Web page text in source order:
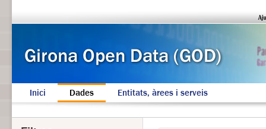
Inici Dades Entitats, àrees i serveis